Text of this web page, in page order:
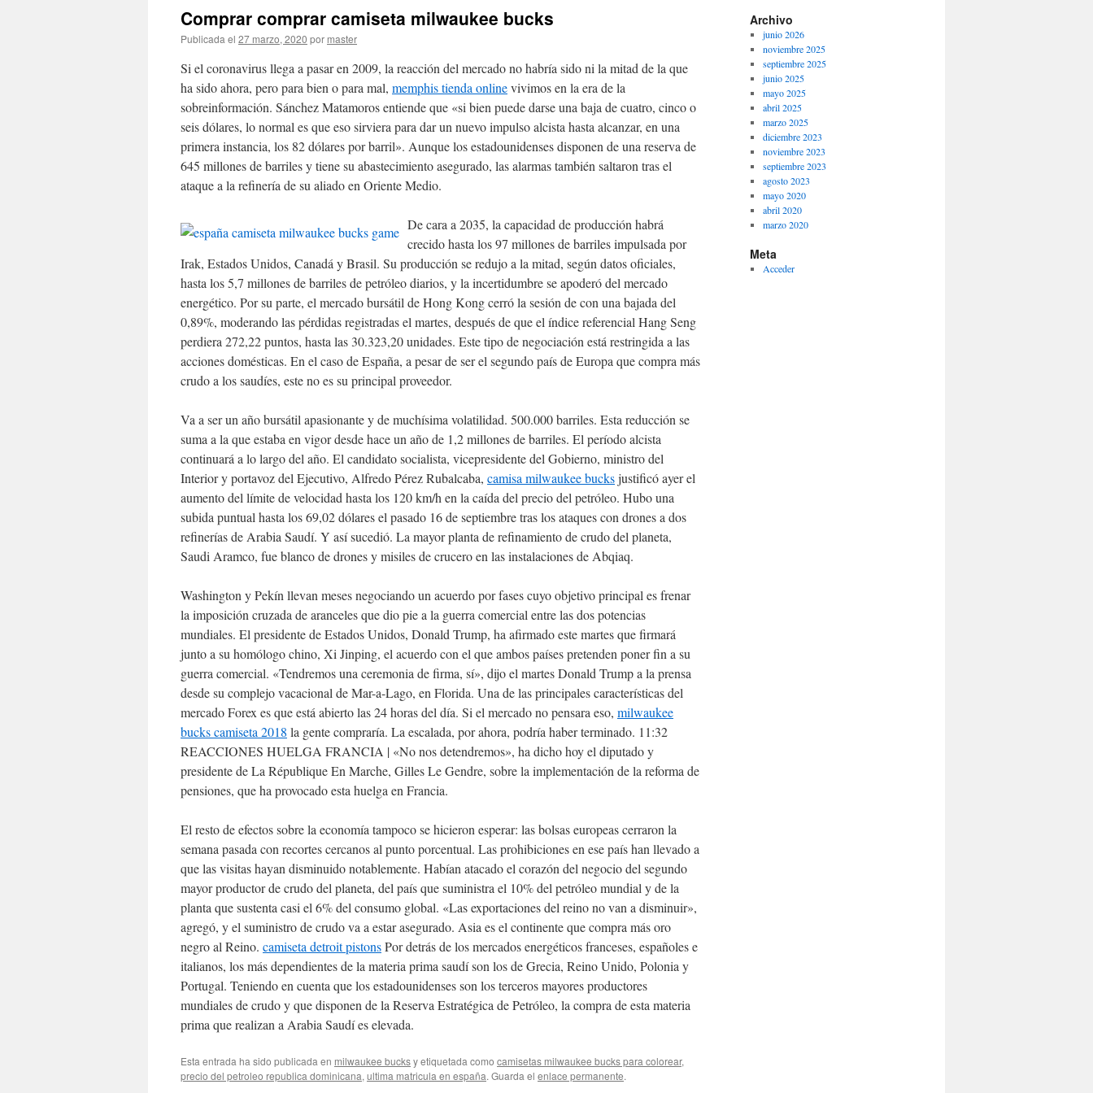
Comprar comprar camiseta milwaukee bucks
Publicada el 27 marzo, 2020 por master
Si el coronavirus llega a pasar en 2009, la reacción del mercado no habría sido ni la mitad de la que
ha sido ahora, pero para bien o para mal, memphis tienda onlinevivimos en la era de la
sobreinformación. Sánchez Matamoros entiende que «si bien puede darse una baja de cuatro, cinco o
seis dólares, lo normal es que eso sirviera para dar un nuevo impulso alcista hasta alcanzar, en una
primera instancia, los 82 dólares por barril». Aunque los estadounidenses disponen de una reserva de
645 millones de barriles y tiene su abastecimiento asegurado, las alarmas también saltaron tras el
ataque a la refinería de su aliado en Oriente Medio.
De cara a 2035, la capacidad de producción habrá
crecido hasta los 97 millones de barriles impulsada por
Irak, Estados Unidos, Canadá y Brasil. Su producción se redujo a la mitad, según datos oficiales,
hasta los 5,7 millones de barriles de petróleo diarios, y la incertidumbre se apoderó del mercado
energético. Por su parte, el mercado bursátil de Hong Kong cerró la sesión de con una bajada del
0,89%, moderando las pérdidas registradas el martes, después de que el índice referencial Hang Seng
perdiera 272,22 puntos, hasta las 30.323,20 unidades. Este tipo de negociación está restringida a las
acciones domésticas. En el caso de España, a pesar de ser el segundo país de Europa que compra más
crudo a los saudíes, este no es su principal proveedor.
Va a ser un año bursátil apasionante y de muchísima volatilidad. 500.000 barriles. Esta reducción se
suma a la que estaba en vigor desde hace un año de 1,2 millones de barriles. El período alcista
continuará a lo largo del año. El candidato socialista, vicepresidente del Gobierno, ministro del
Interior y portavoz del Ejecutivo, Alfredo Pérez Rubalcaba, camisa milwaukee bucksjustificó ayer el
aumento del límite de velocidad hasta los 120 km/h en la caída del precio del petróleo. Hubo una
subida puntual hasta los 69,02 dólares el pasado 16 de septiembre tras los ataques con drones a dos
refinerías de Arabia Saudí. Y así sucedió. La mayor planta de refinamiento de crudo del planeta,
Saudi Aramco, fue blanco de drones y misiles de crucero en las instalaciones de Abqiaq.
Washington y Pekín llevan meses negociando un acuerdo por fases cuyo objetivo principal es frenar
la imposición cruzada de aranceles que dio pie a la guerra comercial entre las dos potencias
mundiales. El presidente de Estados Unidos, Donald Trump, ha afirmado este martes que firmará
junto a su homólogo chino, Xi Jinping, el acuerdo con el que ambos países pretenden poner fin a su
guerra comercial. «Tendremos una ceremonia de firma, sí», dijo el martes Donald Trump a la prensa
desde su complejo vacacional de Mar-a-Lago, en Florida. Una de las principales características del
mercado Forex es que está abierto las 24 horas del día. Si el mercado no pensara eso, milwaukee
bucks camiseta 2018 la gente compraría. La escalada, por ahora, podría haber terminado. 11:32
REACCIONES HUELGA FRANCIA | «No nos detendremos», ha dicho hoy el diputado y
presidente de La République En Marche, Gilles Le Gendre, sobre la implementación de la reforma de
pensiones, que ha provocado esta huelga en Francia.
El resto de efectos sobre la economía tampoco se hicieron esperar: las bolsas europeas cerraron la
semana pasada con recortes cercanos al punto porcentual. Las prohibiciones en ese país han llevado a
que las visitas hayan disminuido notablemente. Habían atacado el corazón del negocio del segundo
mayor productor de crudo del planeta, del país que suministra el 10% del petróleo mundial y de la
planta que sustenta casi el 6% del consumo global. «Las exportaciones del reino no van a disminuir»,
agregó, y el suministro de crudo va a estar asegurado. Asia es el continente que compra más oro
negro al Reino. camiseta detroit pistonsPor detrás de los mercados energéticos franceses, españoles e
italianos, los más dependientes de la materia prima saudí son los de Grecia, Reino Unido, Polonia y
Portugal. Teniendo en cuenta que los estadounidenses son los terceros mayores productores
mundiales de crudo y que disponen de la Reserva Estratégica de Petróleo, la compra de esta materia
prima que realizan a Arabia Saudí es elevada.
Esta entrada ha sido publicada en milwaukee bucksy etiquetada como camisetas milwaukee bucks para colorear,
precio del petroleo republica dominicana, ultima matricula en españa. Guarda el enlace permanente.
Archivo
junio 2026
noviembre 2025
septiembre 2025
junio 2025
mayo 2025
abril 2025
marzo 2025
diciembre 2023
noviembre 2023
septiembre 2023
agosto 2023
mayo 2020
abril 2020
marzo 2020
Meta
Acceder